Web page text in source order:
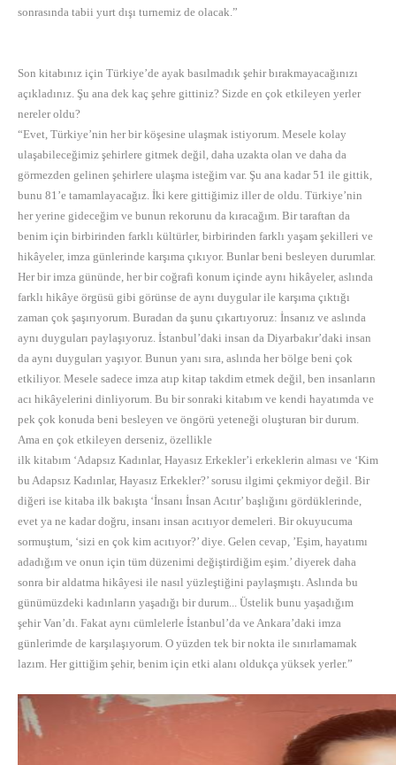
sonrasında tabii yurt dışı turnemiz de olacak.”
Son kitabınız için Türkiye’de ayak basılmadık şehir bırakmayacağınızı
açıkladınız. Şu ana dek kaç şehre gittiniz? Sizde en çok etkileyen yerler
nereler oldu?
“Evet, Türkiye’nin her bir köşesine ulaşmak istiyorum. Mesele kolay
ulaşabileceğimiz şehirlere gitmek değil, daha uzakta olan ve daha da
görmezden gelinen şehirlere ulaşma isteğim var. Şu ana kadar 51 ile gittik,
bunu 81’e tamamlayacağız. İki kere gittiğimiz iller de oldu. Türkiye’nin
her yerine gideceğim ve bunun rekorunu da kıracağım. Bir taraftan da
benim için birbirinden farklı kültürler, birbirinden farklı yaşam şekilleri ve
hikâyeler, imza günlerinde karşıma çıkıyor. Bunlar beni besleyen durumlar.
Her bir imza gününde, her bir coğrafi konum içinde aynı hikâyeler, aslında
farklı hikâye örgüsü gibi görünse de aynı duygular ile karşıma çıktığı
zaman çok şaşırıyorum. Buradan da şunu çıkartıyoruz: İnsanız ve aslında
aynı duyguları paylaşıyoruz. İstanbul’daki insan da Diyarbakır’daki insan
da aynı duyguları yaşıyor. Bunun yanı sıra, aslında her bölge beni çok
etkiliyor. Mesele sadece imza atıp kitap takdim etmek değil, ben insanların
acı hikâyelerini dinliyorum. Bu bir sonraki kitabım ve kendi hayatımda ve
pek çok konuda beni besleyen ve öngörü yeteneği oluşturan bir durum.
Ama en çok etkileyen derseniz, özellikle
ilk kitabım ‘Adapsız Kadınlar, Hayasız Erkekler’i erkeklerin alması ve ‘Kim
bu Adapsız Kadınlar, Hayasız Erkekler?’ sorusu ilgimi çekmiyor değil. Bir
diğeri ise kitaba ilk bakışta ‘İnsanı İnsan Acıtır’ başlığını gördüklerinde,
evet ya ne kadar doğru, insanı insan acıtıyor demeleri. Bir okuyucuma
sormuştum, ‘sizi en çok kim acıtıyor?’ diye. Gelen cevap, ’Eşim, hayatımı
adadığım ve onun için tüm düzenimi değiştirdiğim eşim.’ diyerek daha
sonra bir aldatma hikâyesi ile nasıl yüzleştiğini paylaşmıştı. Aslında bu
günümüzdeki kadınların yaşadığı bir durum... Üstelik bunu yaşadığım
şehir Van’dı. Fakat aynı cümlelerle İstanbul’da ve Ankara’daki imza
günlerimde de karşılaşıyorum. O yüzden tek bir nokta ile sınırlamamak
lazım. Her gittiğim şehir, benim için etki alanı oldukça yüksek yerler.”